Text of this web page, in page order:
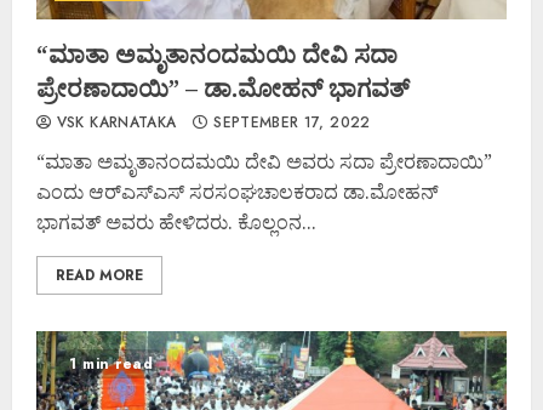
“ಮಾತಾ ಅಮೃತಾನಂದಮಯಿ ದೇವಿ ಸದಾ
ಪ್ರೇರಣಾದಾಯಿ” – ಡಾ.ಮೋಹನ್ ಭಾಗವತ್
VSK KARNATAKA SEPTEMBER 17, 2022
“ಮಾತಾ ಅಮೃತಾನಂದಮಯಿ ದೇವಿ ಅವರು ಸದಾ ಪ್ರೇರಣಾದಾಯಿ”
ಎಂದು ಆರ್‌ಎಸ್‌ಎಸ್ ಸರಸಂಘಚಾಲಕರಾದ ಡಾ.ಮೋಹನ್
ಭಾಗವತ್ ಅವರು ಹೇಳಿದರು. ಕೊಲ್ಲಂನ...
READ MORE
1 min read